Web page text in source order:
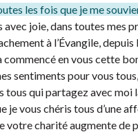
les fois que je me
joie, dans toutes mes
à l’Évangile,
en vous cette
sentiments pour vous
qui partagez avec moi
je vous chéris tous d’une
votre charité augmente